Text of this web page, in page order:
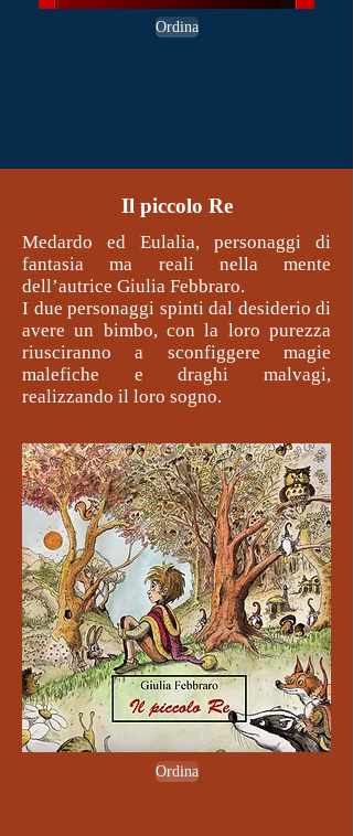
Ordina
Il piccolo Re
Medardo ed Eulalia, personaggi di
fantasia ma reali nella mente
dell’autrice Giulia Febbraro.
I due personaggi spinti dal desiderio di
avere un bimbo, con la loro purezza
riusciranno a sconfiggere magie
malefiche e draghi malvagi,
realizzando il loro sogno.
Ordina